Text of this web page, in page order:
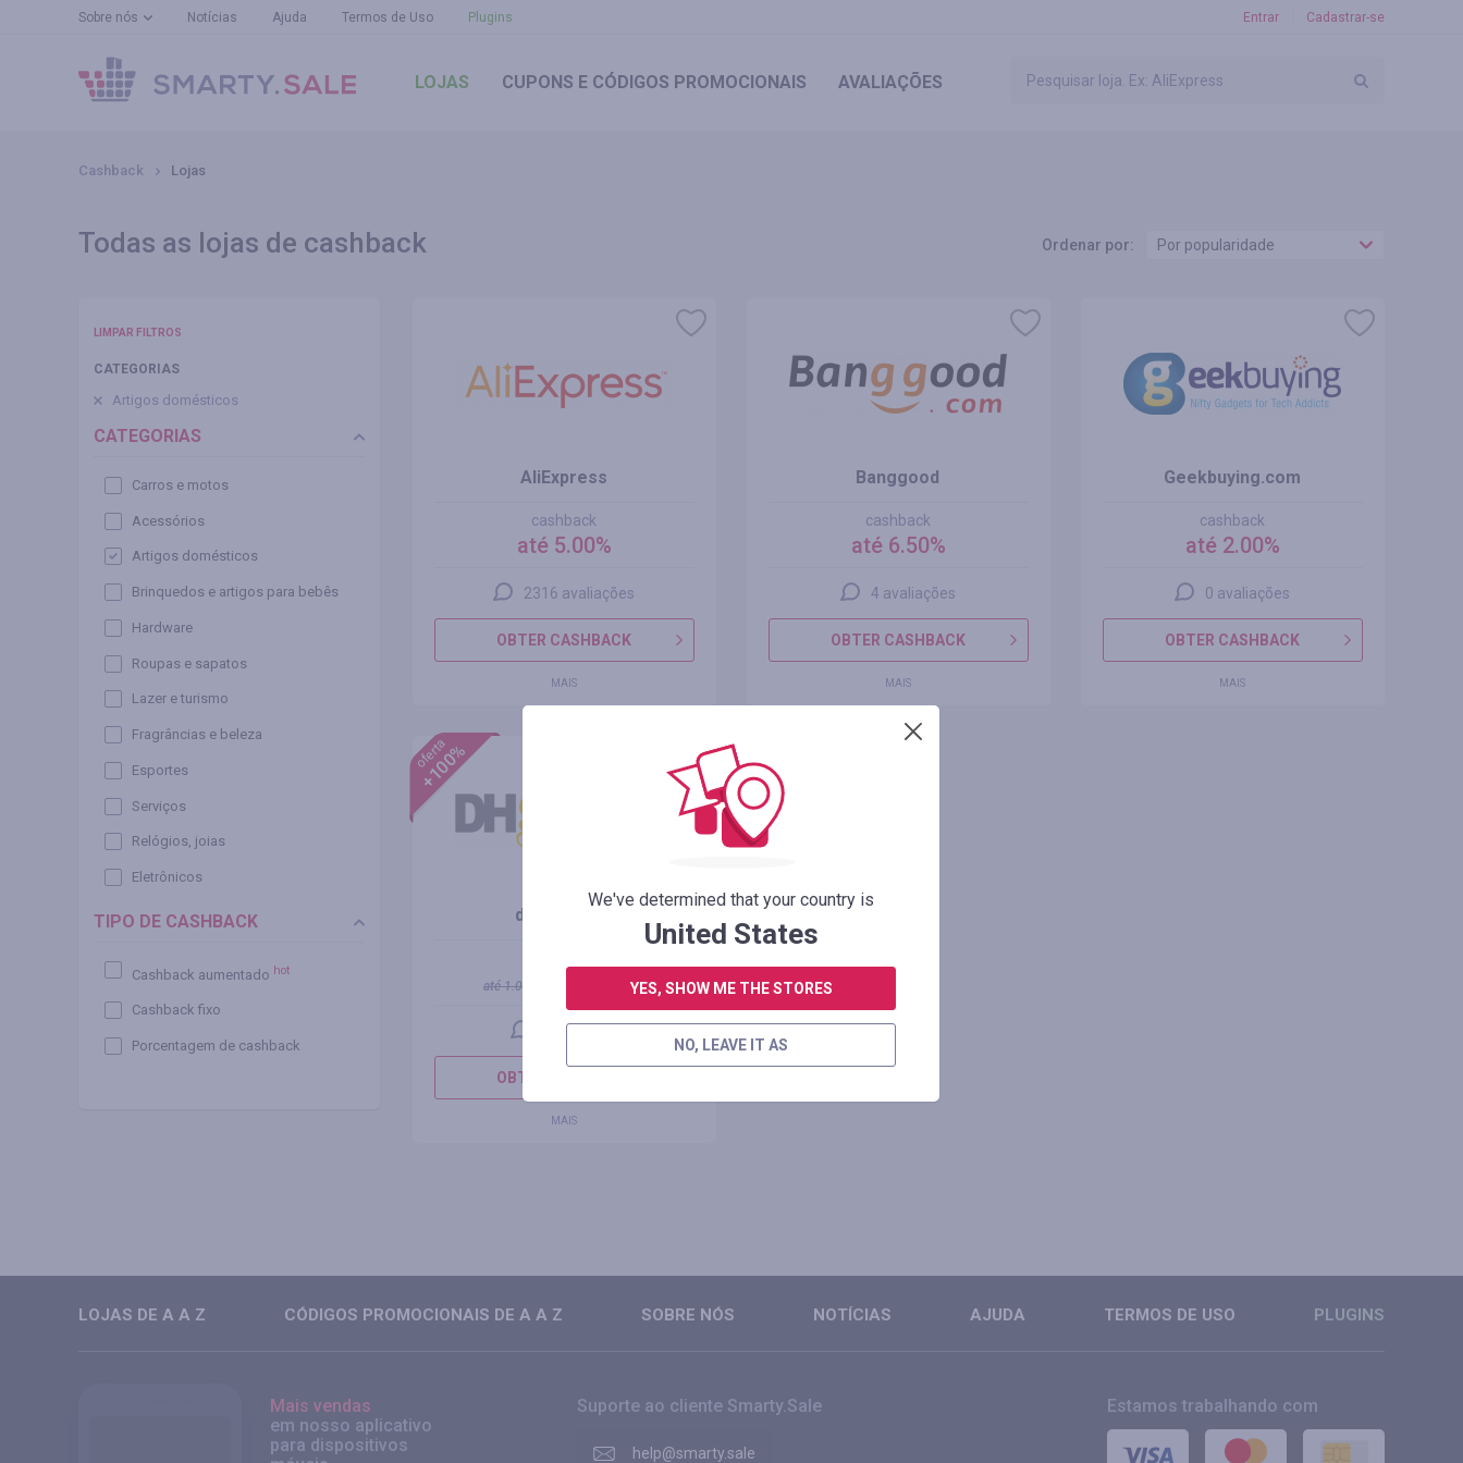
Sobre nós Notícias Ajuda Termos de Uso Plugins Entrar Cadastrar-se
LOJAS CUPONS E CÓDIGOS PROMOCIONAIS AVALIAÇÕES
Cashback Lojas
Todas as lojas de cashback Ordenar por: Por popularidade
LIMPAR FILTROS
CATEGORIAS
Artigos domésticos
CATEGORIAS
Carros e motos
Acessórios
Artigos domésticos
Brinquedos e artigos para bebês
Hardware
Roupas e sapatos
Lazer e turismo
Fragrâncias e beleza
Esportes
Serviços
Relógios, joias
Eletrônicos
TIPO DE CASHBACK
Cashback aumentado hot
Cashback fixo
Porcentagem de cashback
AliExpress
cashback
até 5.00%
2316 avaliações
OBTER CASHBACK
MAIS
Banggood
cashback
até 6.50%
4 avaliações
OBTER CASHBACK
MAIS
Geekbuying.com
cashback
até 2.00%
0 avaliações
OBTER CASHBACK
MAIS
oferta
+100%
dhgate.com
até1.00 até 2.00%
1 avaliação
OBTER CASHBACK
MAIS
LOJAS DE A A Z CÓDIGOS PROMOCIONAIS DE A A Z SOBRE NÓS NOTÍCIAS AJUDA TERMOS DE USO PLUGINS
Mais vendas
em nosso aplicativo
para dispositivos
Estamos trabalhando com
Suporte ao cliente Smarty.Sale
help@smarty.sale
We've determined that your country is
United States
YES, SHOW ME THE STORES
NO, LEAVE IT AS